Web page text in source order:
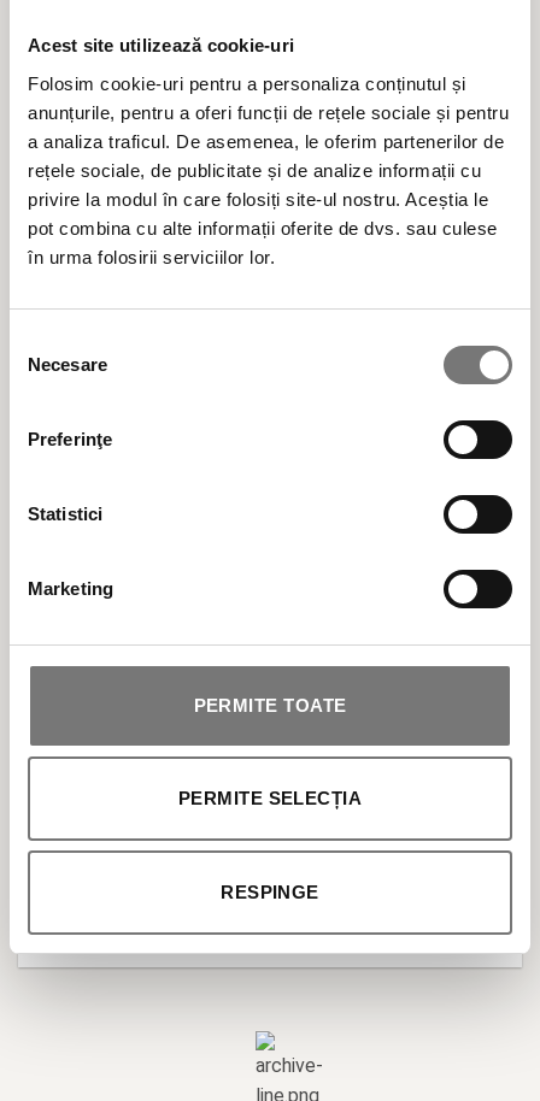
Acest site utilizează cookie-uri
Folosim cookie-uri pentru a personaliza conținutul și
anunțurile, pentru a oferi funcții de rețele sociale și pentru
a analiza traficul. De asemenea, le oferim partenerilor de
rețele sociale, de publicitate și de analize informații cu
privire la modul în care folosiți site-ul nostru. Aceștia le
pot combina cu alte informații oferite de dvs. sau culese
în urma folosirii serviciilor lor.
consimțământului
Necesare
Preferinţe
Statistici
Marketing
PERMITE TOATE
PERMITE SELECȚIA
RESPINGE
Italia
Din 1975 credem în valoarea adăugată a
frumuseții care se bazează pe ingrediente
active naturale.
Produse cosmetice BIO vegane naturale,
ingrediente alese cu multă atenție și cu
responsabilitate pentru mediu, din surse
Cele mai populare categorii de produse cosmetice
ÎNGRIJIRE TEN
ÎNGRIJIRE CORP
SOLARE
PROFESIONALE